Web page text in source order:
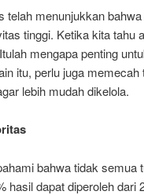
telah menunjukkan
tinggi. Ketika kita tahu
mengapa penting
itu, perlu juga
lebih mudah dikelola.
bahwa tidak
hasil dapat diperoleh